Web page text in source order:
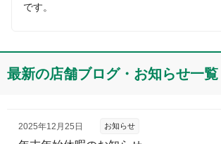
です。
最新の店舗ブログ・お知らせ一覧
2025年12月25日 お知らせ